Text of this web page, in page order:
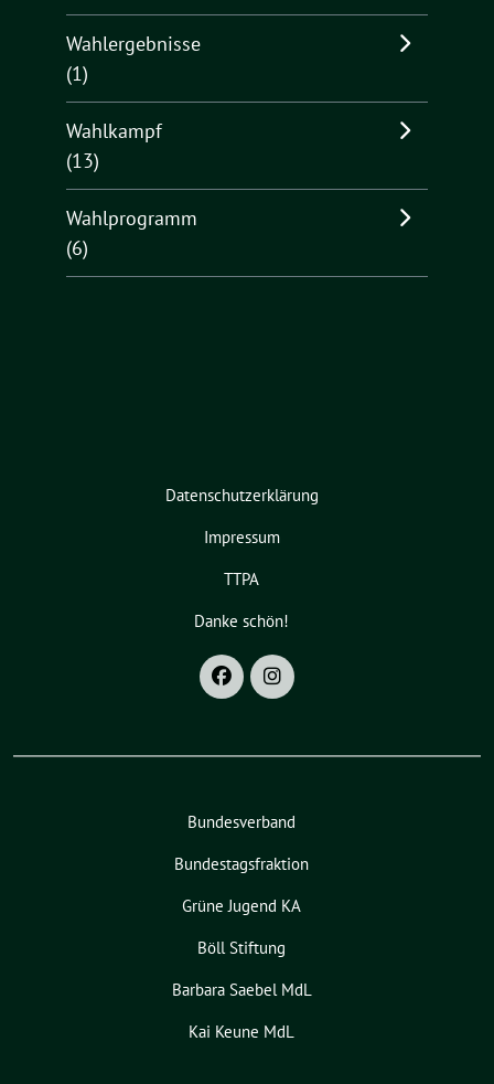
Wahlergebnisse
(1)
Wahlkampf
(13)
Wahlprogramm
(6)
Datenschutzerklärung
Impressum
TTPA
Danke schön!
Bundesverband
Bundestagsfraktion
Grüne Jugend KA
Böll Stiftung
Barbara Saebel MdL
Kai Keune MdL